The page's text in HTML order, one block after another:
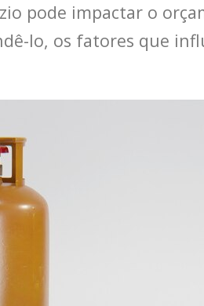
pode impactar o
lo, os fatores que